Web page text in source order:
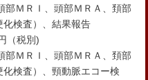
部ＭＲＩ、頭部ＭＲＡ、頚部
化検査）、結果報告
（税別)
部ＭＲＩ、頭部ＭＲＡ、頚部
検査）、頸動脈エコー検